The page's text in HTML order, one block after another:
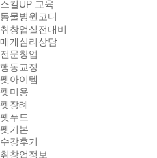
스킬UP 교육
동물병원코디
취창업실전대비
매개심리상담
전문창업
행동교정
펫아이템
펫미용
펫장례
펫푸드
펫기본
수강후기
취창업정보